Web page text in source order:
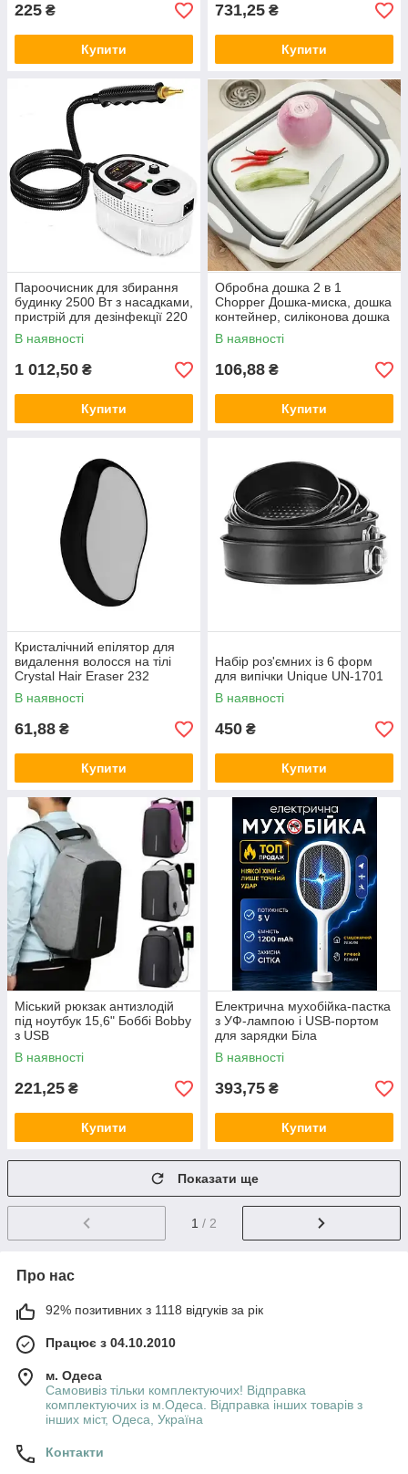
225 ₴
Купити
731,25 ₴
Купити
Пароочисник для збирання
будинку 2500 Вт з насадками,
пристрій для дезінфекції 220
В + аксесуари, 1200 мл
В наявності
1 012,50 ₴
Купити
Обробна дошка 2 в 1
Chopper Дошка-миска, дошка
контейнер, силіконова дошка
В наявності
106,88 ₴
Купити
Кристалічний епілятор для
видалення волосся на тілі
Crystal Hair Eraser 232
В наявності
61,88 ₴
Купити
Набір роз'ємних із 6 форм
для випічки Unique UN-1701
В наявності
450 ₴
Купити
Міський рюкзак антизлодій
під ноутбук 15,6" Боббі Bobby
з USB
В наявності
221,25 ₴
Купити
Електрична мухобійка-пастка
з УФ-лампою і USB-портом
для зарядки Біла
В наявності
393,75 ₴
Купити
Показати ще
1 / 2
Про нас
92% позитивних з 1118 відгуків за рік
Працює з 04.10.2010
м. Одеса
Самовивіз тільки комплектуючих! Відправка
комплектуючих із м.Одеса. Відправка інших товарів з
інших міст, Одеса, Україна
Контакти